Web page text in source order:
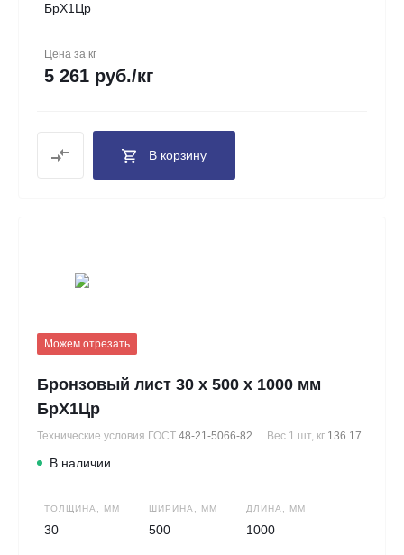
БрХ1Цр
Цена за кг
5 261 руб./кг
В корзину
Можем отрезать
Бронзовый лист 30 х 500 х 1000 мм
БрХ1Цр
Технические условия ГОСТ 48-21-5066-82 Вес 1 шт, кг 136.17
В наличии
ТОЛЩИНА, ММ
30
ШИРИНА, ММ
500
ДЛИНА, ММ
1000